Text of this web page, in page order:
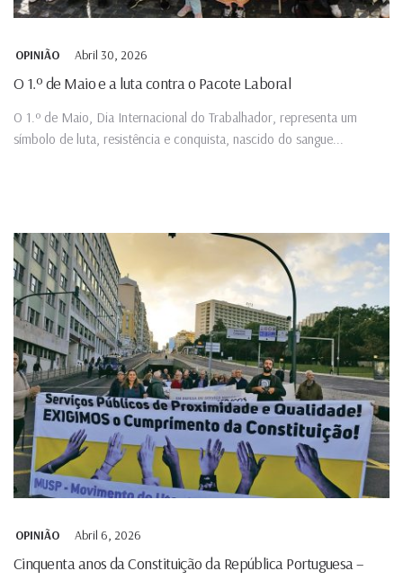
OPINIÃO Abril 30, 2026
O 1.º de Maio e a luta contra o Pacote Laboral
O 1.º de Maio, Dia Internacional do Trabalhador, representa um
símbolo de luta, resistência e conquista, nascido do sangue...
OPINIÃO Abril 6, 2026
Cinquenta anos da Constituição da República Portuguesa –